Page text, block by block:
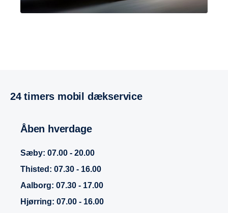
24 timers mobil dækservice
Åben hverdage
Sæby: 07.00 - 20.00
Thisted: 07.30 - 16.00
Aalborg: 07.30 - 17.00
Hjørring: 07.00 - 16.00